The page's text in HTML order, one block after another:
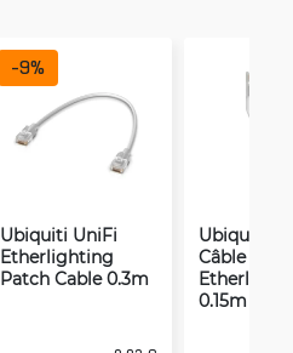
Ubiquiti UniFi
Etherlighting
Patch Cable 0.3m
-9%
Ubiquiti
Câble
0.15m